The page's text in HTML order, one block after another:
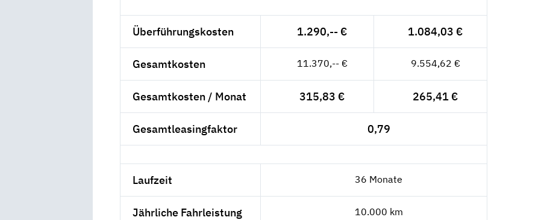
Überführungskosten 1.290,-- € 1.084,03 €
Gesamtkosten 11.370,-- € 9.554,62 €
Gesamtkosten / Monat 315,83 € 265,41 €
Gesamtleasingfaktor 0,79
Laufzeit 36 Monate
Jährliche Fahrleistung 10.000 km